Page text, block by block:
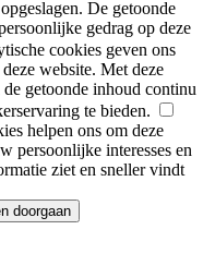
De getoonde
gedrag op deze
cookies geven ons
website. Met deze
getoonde inhoud continu
te bieden.
helpen ons om deze
persoonlijke interesses en
ziet en sneller vindt
doorgaan